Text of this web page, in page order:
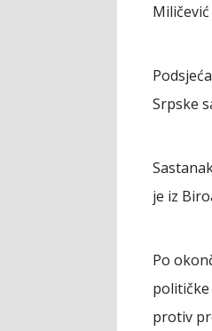
Srpske
je iz
Po
političke
protiv